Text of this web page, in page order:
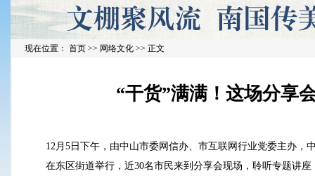
现在位置： 首页 >> 网络文化 >> 正文
“干货”满满！这场分享
12月5日下午，由中山市委网信办、市互联网行业党委主办，
在东区街道举行，近30名市民来到分享会现场，聆听专题讲